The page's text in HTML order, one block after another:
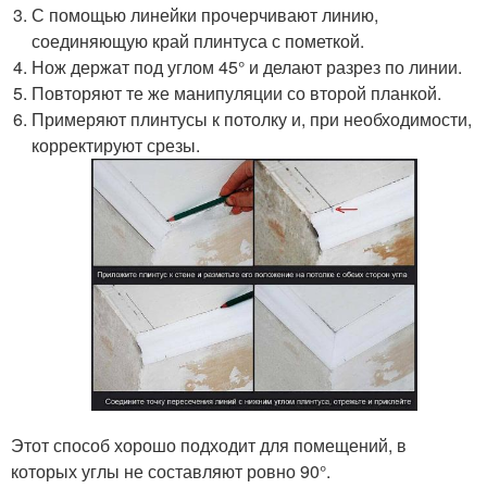
С помощью линейки прочерчивают линию,
соединяющую край плинтуса с пометкой.
Нож держат под углом 45° и делают разрез по линии.
Повторяют те же манипуляции со второй планкой.
Примеряют плинтусы к потолку и, при необходимости,
корректируют срезы.
Этот способ хорошо подходит для помещений, в
которых углы не составляют ровно 90°.